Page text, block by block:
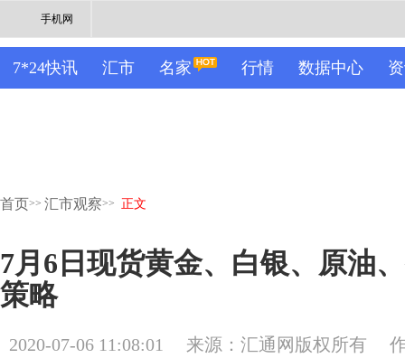
手机网
7*24快讯 汇市 名家 行情 数据中心
首页>> 汇市观察>> 正文
7月6日现货黄金、白银、原油
策略
2020-07-06 11:08:01 来源：汇通网版权所有